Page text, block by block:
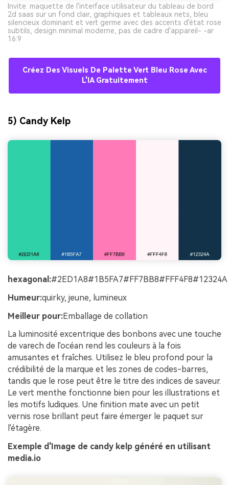
Invite: maquette de l'interface utilisateur du tableau de bord
2d saas sur un fond clair, graphiques et tableaux nets, bleu
silencieux dominant et vert germe avec des accents d'état rose
subtils, design minimal moderne, pas de cadre d'appareil- -ar
16:9
Créez Des Visuels De Palette Vert Bleu Rose Avec
L'IA Gratuitement
5) Candy Kelp
hexagonal:#2ED1A8#1B5FA7#FF7BB8#FFF4F8#12324A
Humeur:quirky, jeune, lumineux
Meilleur pour:Emballage de collation
La luminosité excentrique des bonbons avec une touche
de varech de l'océan rend les couleurs à la fois
amusantes et fraîches. Utilisez le bleu profond pour la
crédibilité de la marque et les zones de codes-barres,
tandis que le rose peut être le titre des indices de saveur.
Le vert menthe fonctionne bien pour les illustrations et
les motifs ludiques. Une finition mate avec un petit
vernis rose brillant peut faire émerger le paquet sur
l'étagère.
Exemple d'Image de candy kelp généré en utilisant
media.io